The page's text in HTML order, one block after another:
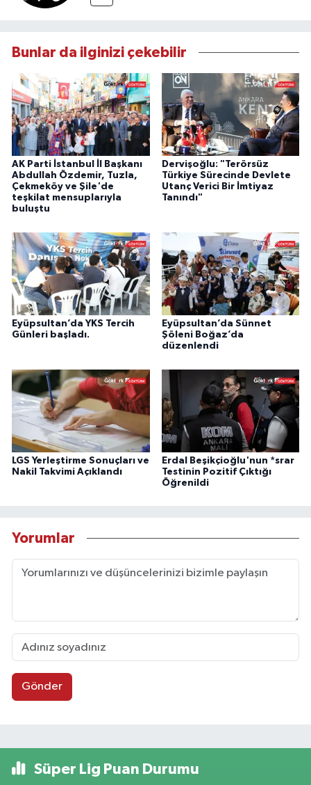
Bunlar da ilginizi çekebilir
AK Parti İstanbul İl Başkanı
Abdullah Özdemir, Tuzla,
Çekmeköy ve Şile'de
teşkilat mensuplarıyla
buluştu
Dervişoğlu: "Terörsüz
Türkiye Sürecinde Devlete
Utanç Verici Bir İmtiyaz
Tanındı"
Eyüpsultan’da YKS Tercih
Günleri başladı.
Eyüpsultan’da Sünnet
Şöleni Boğaz’da
düzenlendi
LGS Yerleştirme Sonuçları ve
Nakil Takvimi Açıklandı
Erdal Beşikçioğlu'nun *srar
Testinin Pozitif Çıktığı
Öğrenildi
Yorumlar
Gönder
Süper Lig Puan Durumu